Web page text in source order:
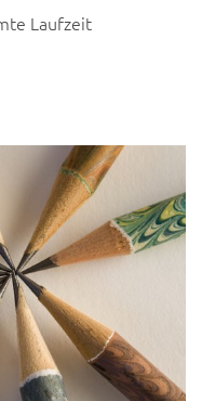
Laufzeit